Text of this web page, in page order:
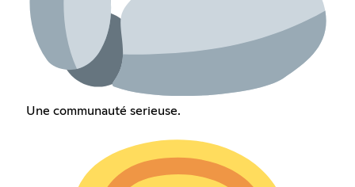
Une communauté serieuse.